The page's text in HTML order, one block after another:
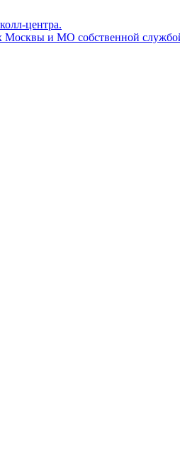
центра.
Москвы и МО собственной